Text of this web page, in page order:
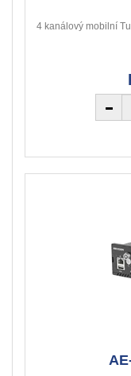
4 kanálový mobilní